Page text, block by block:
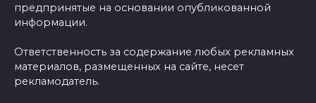
предпринятые на основании опубликованной
информации.
Ответственность за содержание любых рекламных
материалов, размещенных на сайте, несет
рекламодатель.